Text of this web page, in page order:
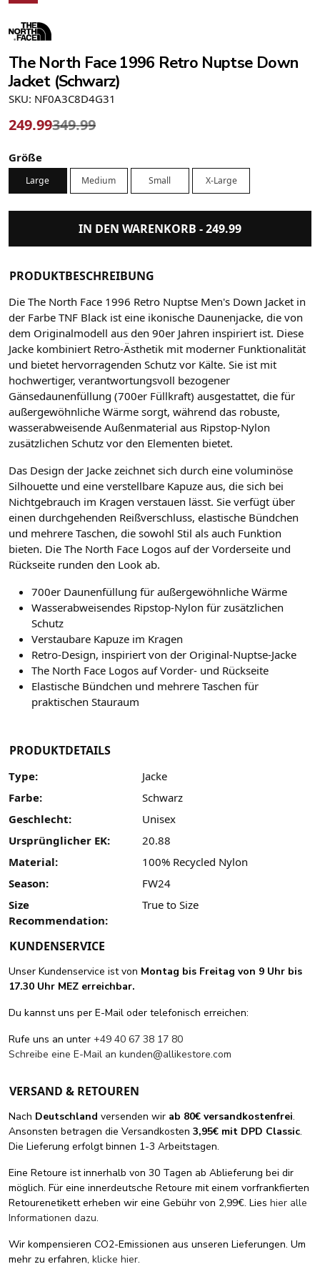
The North Face 1996 Retro Nuptse Down
Jacket (Schwarz)
SKU: NF0A3C8D4G31
249.99349.99
Größe
Large Medium Small X-Large
IN DEN WARENKORB -249.99
PRODUKTBESCHREIBUNG
Die The North Face 1996 Retro Nuptse Men's Down Jacket in
der Farbe TNF Black ist eine ikonische Daunenjacke, die von
dem Originalmodell aus den 90er Jahren inspiriert ist. Diese
Jacke kombiniert Retro-Ästhetik mit moderner Funktionalität
und bietet hervorragenden Schutz vor Kälte. Sie ist mit
hochwertiger, verantwortungsvoll bezogener
Gänsedaunenfüllung (700er Füllkraft) ausgestattet, die für
außergewöhnliche Wärme sorgt, während das robuste,
wasserabweisende Außenmaterial aus Ripstop-Nylon
zusätzlichen Schutz vor den Elementen bietet.
Das Design der Jacke zeichnet sich durch eine voluminöse
Silhouette und eine verstellbare Kapuze aus, die sich bei
Nichtgebrauch im Kragen verstauen lässt. Sie verfügt über
einen durchgehenden Reißverschluss, elastische Bündchen
und mehrere Taschen, die sowohl Stil als auch Funktion
bieten. Die The North Face Logos auf der Vorderseite und
Rückseite runden den Look ab.
700er Daunenfüllung für außergewöhnliche Wärme
Wasserabweisendes Ripstop-Nylon für zusätzlichen
Schutz
Verstaubare Kapuze im Kragen
Retro-Design, inspiriert von der Original-Nuptse-Jacke
The North Face Logos auf Vorder- und Rückseite
Elastische Bündchen und mehrere Taschen für
praktischen Stauraum
PRODUKTDETAILS
Type:
Jacke
Farbe:
Schwarz
Geschlecht:
Unisex
Ursprünglicher EK:
20.88
Material:
100% Recycled Nylon
Season:
FW24
Size
Recommendation:
True to Size
KUNDENSERVICE
Unser Kundenservice ist von Montag bis Freitag von 9 Uhr bis
17.30 Uhr MEZ erreichbar.
Du kannst uns per E-Mail oder telefonisch erreichen:
Rufe uns an unter +49 40 67 38 17 80
Schreibe eine E-Mail an kunden@allikestore.com
VERSAND & RETOUREN
Nach Deutschland versenden wir ab 80€ versandkostenfrei.
Ansonsten betragen die Versandkosten 3,95€ mit DPD Classic.
Die Lieferung erfolgt binnen 1-3 Arbeitstagen.
Eine Retoure ist innerhalb von 30 Tagen ab Ablieferung bei dir
möglich. Für eine innerdeutsche Retoure mit einem vorfrankfierten
Retourenetikett erheben wir eine Gebühr von 2,99€. Lies hier alle
Informationen dazu.
Wir kompensieren CO2-Emissionen aus unseren Lieferungen. Um
mehr zu erfahren, klicke hier.